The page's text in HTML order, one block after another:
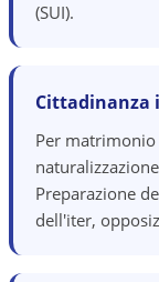
(SUI).
Cittadinanza
Per matrimonio
Preparazione
dell'iter,